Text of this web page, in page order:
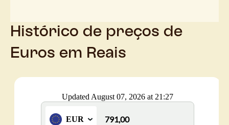
Histórico de preços de
Euros em Reais